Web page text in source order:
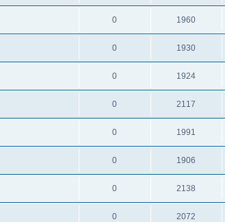
0 1960
0 1930
0 1924
0 2117
0 1991
0 1906
0 2138
0 2072